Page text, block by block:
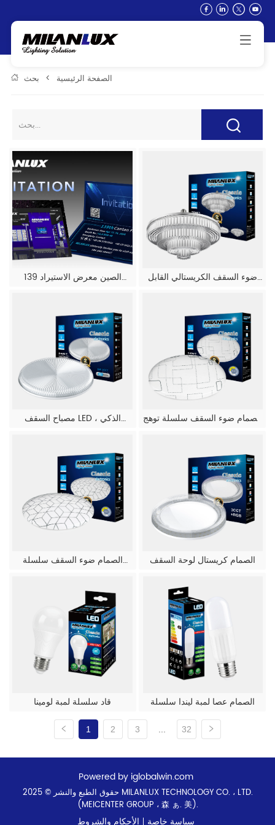
الصفحة الرئيسية > بحث
139 الصين معرض الاستيراد
ضوء السقف الكريستالي القابل
مصباح السقف LED الذكي ،
الصمام ضوء السقف سلسلة توهج
الصمام ضوء السقف سلسلة
الصمام كريستال لوحة السقف
قاد سلسلة لمبة لومينا الصمام عصا لمبة ليندا سلسلة
1 2 3 32
Powered by iglobalwin.com
حقوق الطبع والنشر © 2025 MILANLUX TECHNOLOGY CO. ، LTD.
(MEICENTER GROUP ، 森 ぁ. 美).
سياسة خاصة الأحكام والشروط